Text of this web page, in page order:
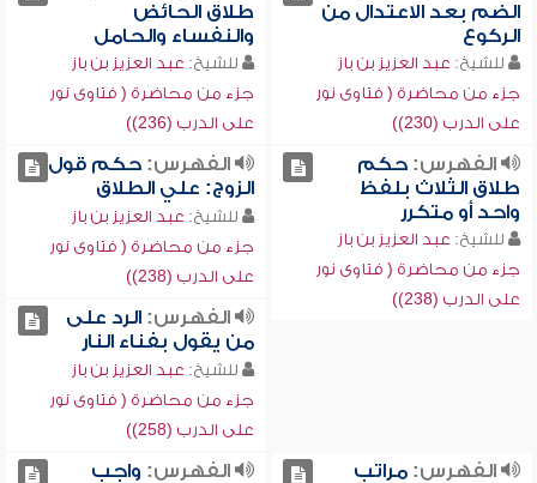
الضم بعد الاعتدال من
الركوع
للشيخ: عبد العزيز بن باز
جزء من محاضرة ( فتاوى نور
على الدرب (230))
طلاق الحائض
والنفساء والحامل
للشيخ: عبد العزيز بن باز
جزء من محاضرة ( فتاوى نور
على الدرب (236))
الفهرس:حكم
طلاق الثلاث بلفظ
واحد أو متكرر
للشيخ: عبد العزيز بن باز
جزء من محاضرة ( فتاوى نور
على الدرب (238))
الفهرس:حكم قول
الزوج: علي الطلاق
للشيخ: عبد العزيز بن باز
جزء من محاضرة ( فتاوى نور
على الدرب (238))
الفهرس:الرد على
من يقول بفناء النار
للشيخ: عبد العزيز بن باز
جزء من محاضرة ( فتاوى نور
على الدرب (258))
الفهرس:مراتب
الفهرس: واجب